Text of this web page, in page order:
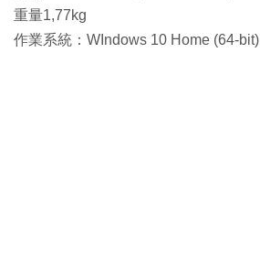
重量1,77kg
作業系統：WIndows 10 Home (64-bit)